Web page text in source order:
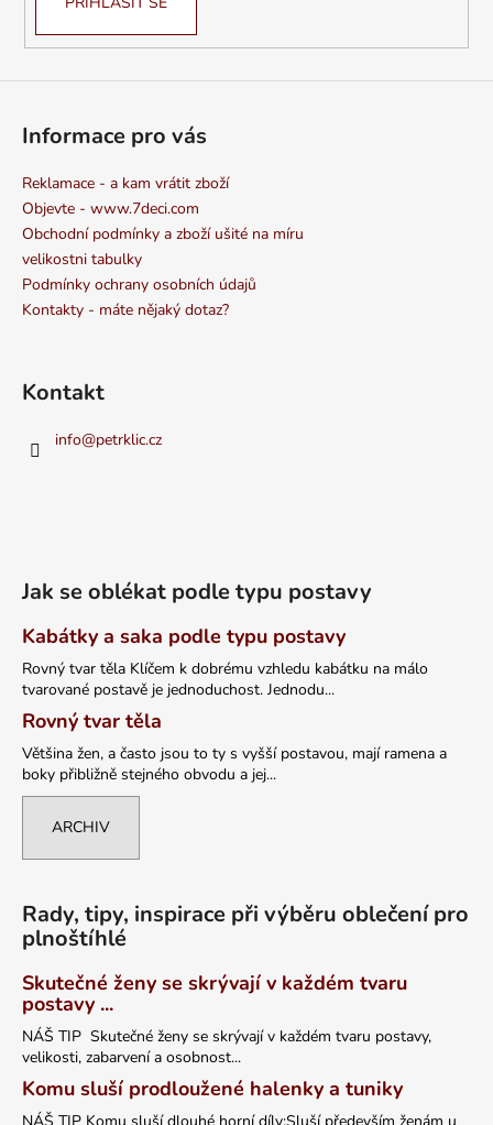
Informace pro vás
Reklamace - a kam vrátit zboží
Objevte - www.7deci.com
Obchodní podmínky a zboží ušité na míru
velikostni tabulky
Podmínky ochrany osobních údajů
Kontakty - máte nějaký dotaz?
Kontakt
info@petrklic.cz
Jak se oblékat podle typu postavy
Kabátky a saka podle typu postavy
Rovný tvar těla Klíčem k dobrému vzhledu kabátku na málo
tvarované postavě je jednoduchost. Jednodu...
Rovný tvar těla
Většina žen, a často jsou to ty s vyšší postavou, mají ramena a
boky přibližně stejného obvodu a jej...
ARCHIV
Rady, tipy, inspirace při výběru oblečení pro
plnoštíhlé
Skutečné ženy se skrývají v každém tvaru
postavy ...
NÁŠ TIP Skutečné ženy se skrývají v každém tvaru postavy,
velikosti, zabarvení a osobnost...
Komu sluší prodloužené halenky a tuniky